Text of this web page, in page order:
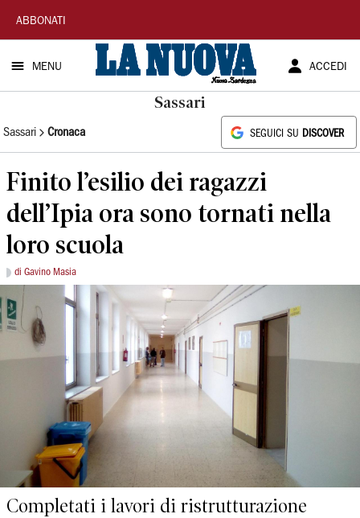
La
Nuova
Sardegna
ABBONATI
MENU ACCEDI
Sassari
Sassari Cronaca SEGUICI SU DISCOVER
Finito l’esilio dei ragazzi
dell’Ipia ora sono tornati nella
loro scuola
di Gavino Masia
Completati i lavori di ristrutturazione